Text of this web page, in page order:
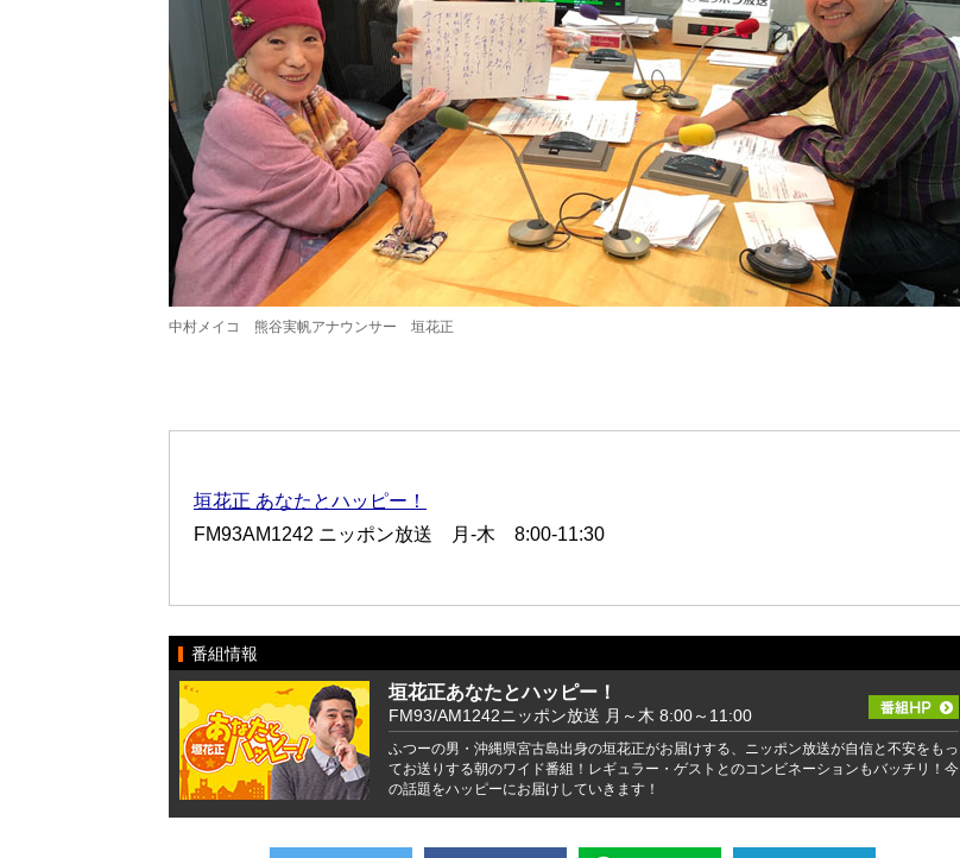
中村メイコ 熊谷実帆アナウンサー 垣花正
垣花正 あなたとハッピー！
FM93AM1242 ニッポン放送 月-木 8:00-11:30
番組情報
垣花正あなたとハッピー！
FM93/AM1242ニッポン放送 月～木 8:00～11:00
ふつーの男・沖縄県宮古島出身の垣花正がお届けする、ニッポン放送が自信と不安をもっ
てお送りする朝のワイド番組！レギュラー・ゲストとのコンビネーションもバッチリ！今
の話題をハッピーにお届けしていきます！